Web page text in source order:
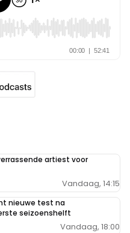
artiest voor
Vandaag, 14:15
nieuwe test na
seizoenshelft
Vandaag, 18:00